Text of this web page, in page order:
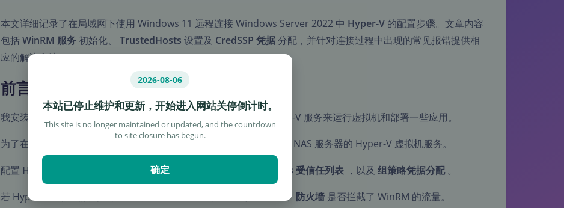
本文详细记录了在局域网下使用 Windows 11 远程连接 Windows Server 2022 中 Hyper-V 的配置步骤。文章内容
包括 WinRM 服务初始化、 TrustedHosts 设置及 CredSSP 凭据分配，并针对连接过程中出现的常见报错提供相
应的解决方法。
前言 (Preface)
我安装了
作为 NAS 底层系统，并启用 Hyper-V 服务来运行虚拟机和部署一些应用。
为了在本地 Windows 11 系统直接管理远程虚拟机，我需要连接远程 NAS 服务器的 Hyper-V 虚拟机服务。
配置 Hyper-V 远程连接 的重点是设置WinRM 服务 TrustedHosts 受信任列表 ，以及 组策略凭据分配。
若 Hyper-V 连接失败则建议检查系统
可选功能是否正常， 防火墙 是否拦截了 WinRM 的流量。
2026-08-06
本站已停止维护和更新，开始进入网站关停倒计时。
This site is no longer maintained or updated, and the countdown
to site closure has begun.
确定